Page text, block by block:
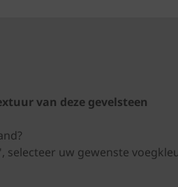
van deze gevelsteen
selecteer uw gewenste